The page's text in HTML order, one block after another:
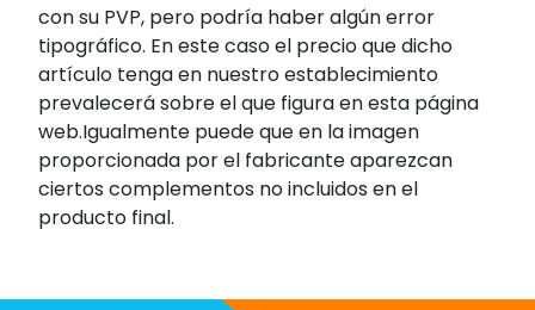
con su PVP, pero podría haber algún error
tipográfico. En este caso el precio que dicho
artículo tenga en nuestro establecimiento
prevalecerá sobre el que figura en esta página
web.Igualmente puede que en la imagen
proporcionada por el fabricante aparezcan
ciertos complementos no incluidos en el
producto final.